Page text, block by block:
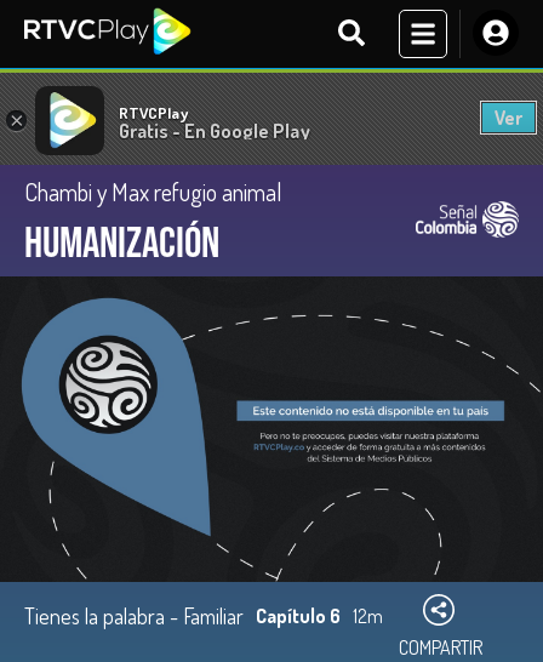
× RTVCPlay
Gratis - En Google Play
Ver
Chambi y Max refugio animal
Humanización
Tienes la palabra - Familiar Capítulo 6 12m
COMPARTIR